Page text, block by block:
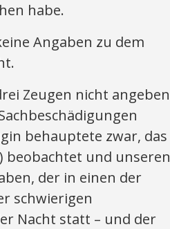
habe.
Angaben zu dem
Zeugen nicht angeben
behauptete zwar, das
beobachtet und unseren
der in einen der
schwierigen
Nacht statt – und der